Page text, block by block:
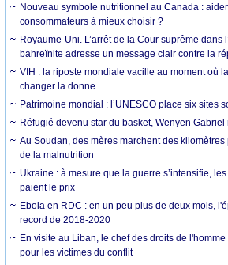
Nouveau symbole nutritionnel au Canada :
consommateurs à mieux choisir ?
Royaume-Uni. L’arrêt de la Cour suprême dans
bahreïnite adresse un message clair contre la
VIH : la riposte mondiale vacille au moment où
changer la donne
Patrimoine mondial : l’UNESCO place six sites
Réfugié devenu star du basket, Wenyen Gabriel
Au Soudan, des mères marchent des
de la malnutrition
Ukraine : à mesure que la guerre s’intensifie,
paient le prix
Ebola en RDC : en un peu plus de deux mois,
record de 2018-2020
En visite au Liban, le chef des droits de
pour les victimes du conflit